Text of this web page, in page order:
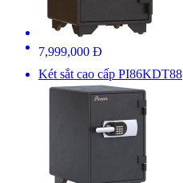
7,999,000 Đ
Két sắt cao cấp PI86KDT88